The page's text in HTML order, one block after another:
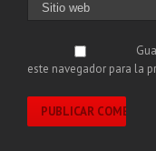
este navegador para la